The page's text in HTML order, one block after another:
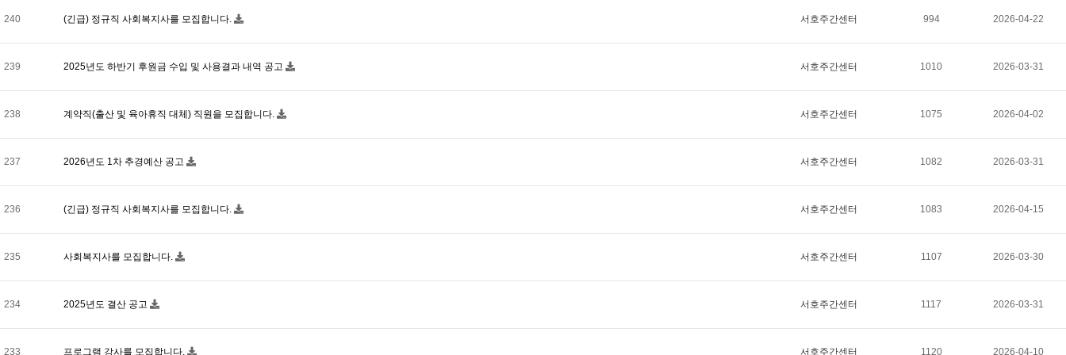
240 (긴급) 정규직 사회복지사를 모집합니다. 서호주간센터 994 2026-04-22
239 2025년도 하반기 후원금 수입 및 사용결과 내역 공고 서호주간센터 1010 2026-03-31
238 계약직(출산 및 육아휴직 대체) 직원을 모집합니다. 서호주간센터 1075 2026-04-02
237 2026년도 1차 추경예산 공고 서호주간센터 1082 2026-03-31
236 (긴급) 정규직 사회복지사를 모집합니다. 서호주간센터 1083 2026-04-15
235 사회복지사를 모집합니다. 서호주간센터 1107 2026-03-30
234 2025년도 결산 공고 서호주간센터 1117 2026-03-31
233 프로그램 강사를 모집합니다. 서호주간센터 1120 2026-04-10